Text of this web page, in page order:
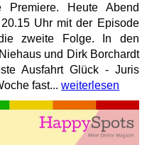
Premiere. Heute Abend
Uhr mit der Episode
zweite Folge. In den
und Dirk Borchardt
Ausfahrt Glück - Juris
fast...weiterlesen